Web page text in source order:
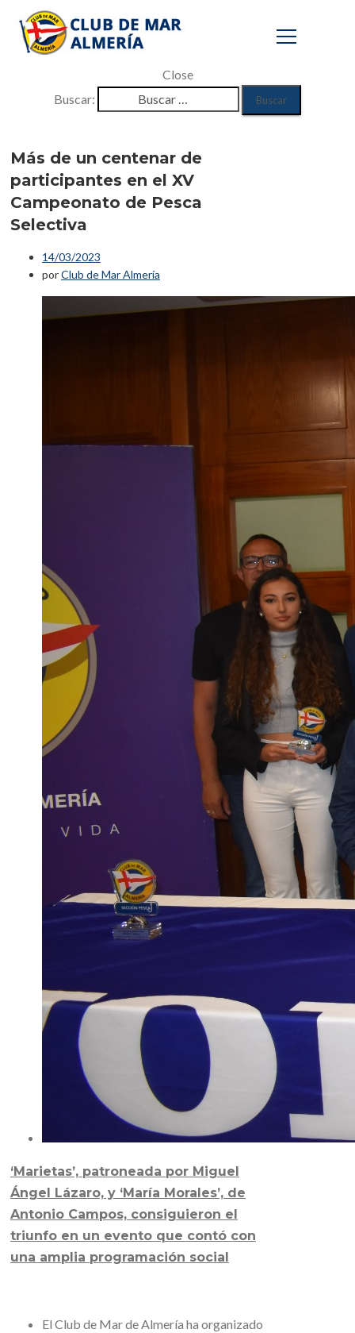
Close
Buscar:
centenar de
participantes en
el XV
Pesca Selectiva
Inicio
Más de un centenar de
participantes en el XV
Campeonato de Pesca
Selectiva
14/03/2023
porClub de Mar Almería
‘Marietas’, patroneada por Miguel
Ángel Lázaro, y ‘María Morales’, de
Antonio Campos, consiguieron el
triunfo en un evento que contó con
una amplia programación social
El Club de Mar de Almería ha organizado